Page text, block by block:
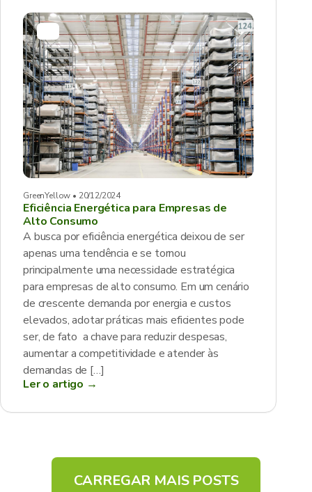
GreenYellow • 20/12/2024
Eficiência Energética para Empresas de
Alto Consumo
A busca por eficiência energética deixou de ser
apenas uma tendência e se tornou
principalmente uma necessidade estratégica
para empresas de alto consumo. Em um cenário
de crescente demanda por energia e custos
elevados, adotar práticas mais eficientes pode
ser, de fato a chave para reduzir despesas,
aumentar a competitividade e atender às
demandas de […]
Ler o artigo →
CARREGAR MAIS POSTS